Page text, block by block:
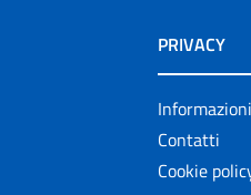
PRIVACY
Contatti
Cookie